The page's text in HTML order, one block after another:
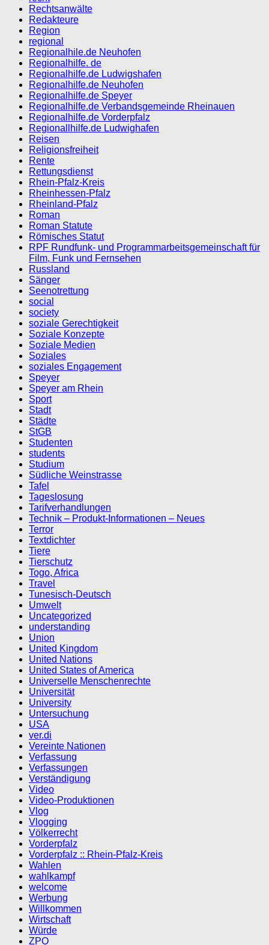
Rechtsanwälte
Redakteure
Region
regional
Regionalhile.de Neuhofen
Regionalhilfe. de
Regionalhilfe.de Ludwigshafen
Regionalhilfe.de Neuhofen
Regionalhilfe.de Speyer
Regionalhilfe.de Verbandsgemeinde Rheinauen
Regionalhilfe.de Vorderpfalz
Regionallhilfe.de Ludwighafen
Reisen
Religionsfreiheit
Rente
Rettungsdienst
Rhein-Pfalz-Kreis
Rheinhessen-Pfalz
Rheinland-Pfalz
Roman
Roman Statute
Römisches Statut
RPF Rundfunk- und Programmarbeitsgemeinschaft für
Film, Funk und Fernsehen
Russland
Sänger
Seenotrettung
social
society
soziale Gerechtigkeit
Soziale Konzepte
Soziale Medien
Soziales
soziales Engagement
Speyer
Speyer am Rhein
Sport
Stadt
Städte
StGB
Studenten
students
Studium
Südliche Weinstrasse
Tafel
Tageslosung
Tarifverhandlungen
Technik – Produkt-Informationen – Neues
Terror
Textdichter
Tiere
Tierschutz
Togo, Africa
Travel
Tunesisch-Deutsch
Umwelt
Uncategorized
understanding
Union
United Kingdom
United Nations
United States of America
Universelle Menschenrechte
Universität
University
Untersuchung
USA
ver.di
Vereinte Nationen
Verfassung
Verfassungen
Verständigung
Video
Video-Produktionen
Vlog
Vlogging
Völkerrecht
Vorderpfalz
Vorderpfalz :: Rhein-Pfalz-Kreis
Wahlen
wahlkampf
welcome
Werbung
Willkommen
Wirtschaft
Würde
ZPO